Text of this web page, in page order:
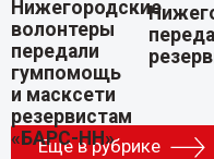
Еще в рубрике